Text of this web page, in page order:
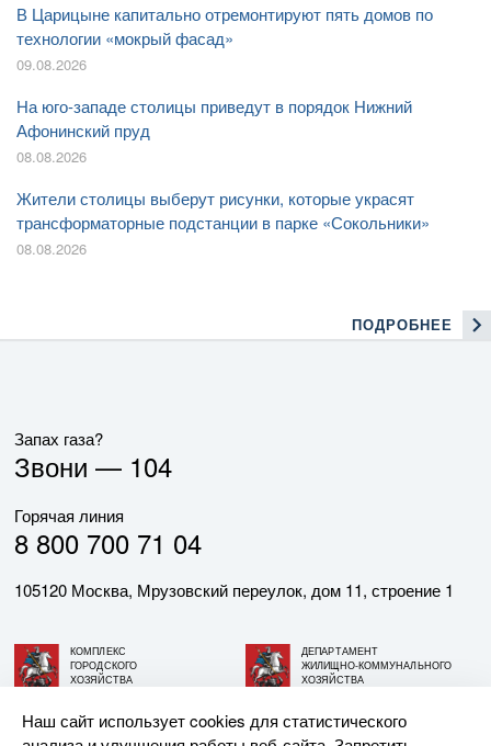
В Царицыне капитально отремонтируют пять домов по
технологии «мокрый фасад»
09.08.2026
На юго-западе столицы приведут в порядок Нижний
Афонинский пруд
08.08.2026
Жители столицы выберут рисунки, которые украсят
трансформаторные подстанции в парке «Сокольники»
08.08.2026
ПОДРОБНЕЕ
Запах газа?
Звони — 104
Горячая линия
8 800 700 71 04
105120 Москва, Мрузовский переулок, дом 11, строение 1
КОМПЛЕКС
ГОРОДСКОГО
ХОЗЯЙСТВА
ДЕПАРТАМЕНТ
ЖИЛИЩНО-КОММУНАЛЬНОГО
ХОЗЯЙСТВА
Наш сайт использует cookies для статистического